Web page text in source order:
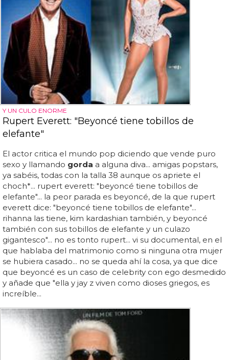
Y UN CULO ENORME
Rupert Everett: "Beyoncé tiene tobillos de
elefante"
El actor critica el mundo pop diciendo que vende puro
sexo y llamando gorda a alguna diva... amigas popstars,
ya sabéis, todas con la talla 38 aunque os apriete el
choch*... rupert everett: "beyoncé tiene tobillos de
elefante"... la peor parada es beyoncé, de la que rupert
everett dice: "beyoncé tiene tobillos de elefante"...
rihanna las tiene, kim kardashian también, y beyoncé
también con sus tobillos de elefante y un culazo
gigantesco"... no es tonto rupert... vi su documental, en el
que hablaba del matrimonio como si ninguna otra mujer
se hubiera casado... no se queda ahí la cosa, ya que dice
que beyoncé es un caso de celebrity con ego desmedido
y añade que "ella y jay z viven como dioses griegos, es
increíble...